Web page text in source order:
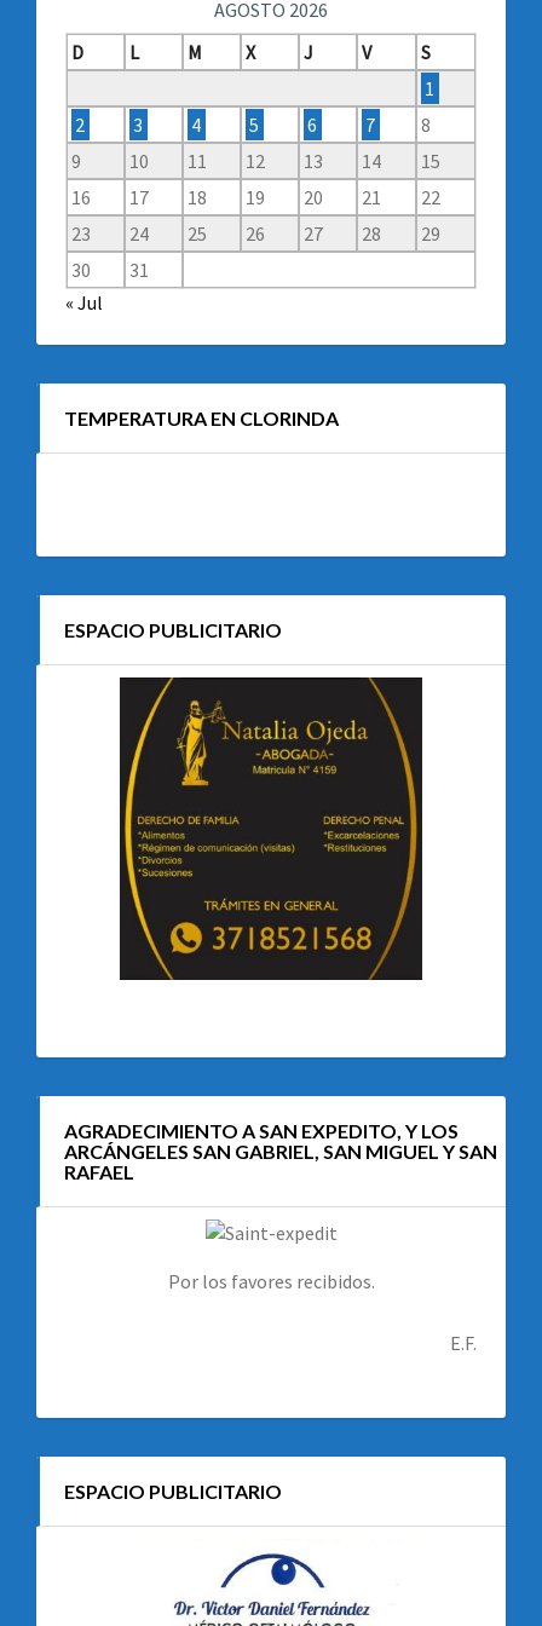
AGOSTO 2026
D
L M X J V
S
1
2
3 4 5 6 7
8
9
10 11 12 13 14
15
16
17 18 19 20 21
22
23
24 25 26 27 28
29
30
31
« Jul
TEMPERATURA EN CLORINDA
ESPACIO PUBLICITARIO
AGRADECIMIENTO A SAN EXPEDITO, Y LOS
ARCÁNGELES SAN GABRIEL, SAN MIGUEL Y SAN
RAFAEL
Por los favores recibidos.
E.F.
ESPACIO PUBLICITARIO